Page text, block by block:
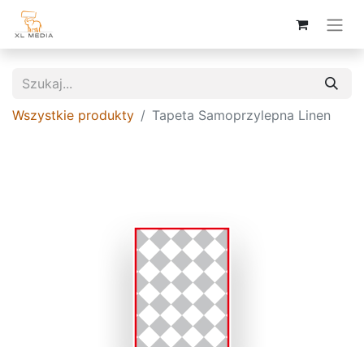
Wszystkie produkty Tapeta Samoprzylepna Linen